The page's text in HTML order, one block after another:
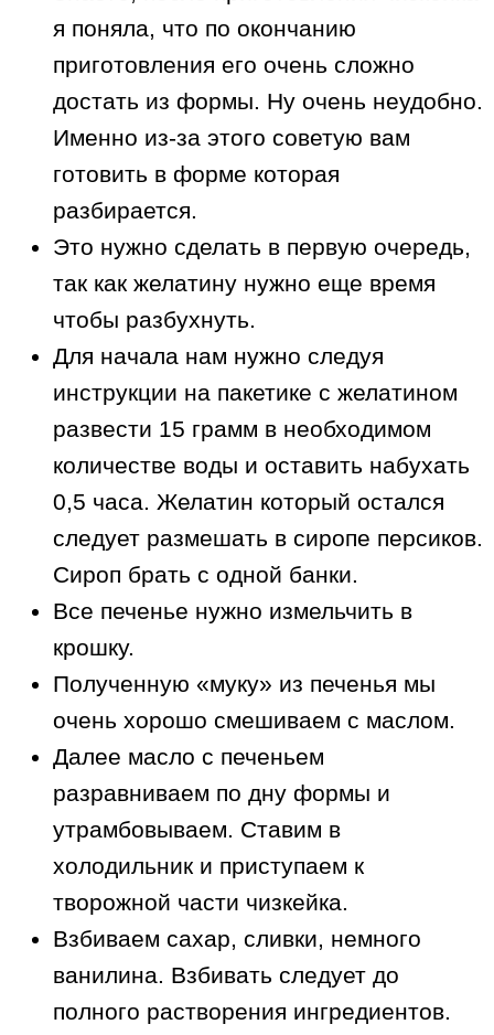
я поняла, что по окончанию
приготовления его очень сложно
достать из формы. Ну очень неудобно.
Именно из-за этого советую вам
готовить в форме которая
разбирается.
Это нужно сделать в первую очередь,
так как желатину нужно еще время
чтобы разбухнуть.
Для начала нам нужно следуя
инструкции на пакетике с желатином
развести 15 грамм в необходимом
количестве воды и оставить набухать
0,5 часа. Желатин который остался
следует размешать в сиропе персиков.
Сироп брать с одной банки.
Все печенье нужно измельчить в
крошку.
Полученную «муку» из печенья мы
очень хорошо смешиваем с маслом.
Далее масло с печеньем
разравниваем по дну формы и
утрамбовываем. Ставим в
холодильник и приступаем к
творожной части чизкейка.
Взбиваем сахар, сливки, немного
ванилина. Взбивать следует до
полного растворения ингредиентов.